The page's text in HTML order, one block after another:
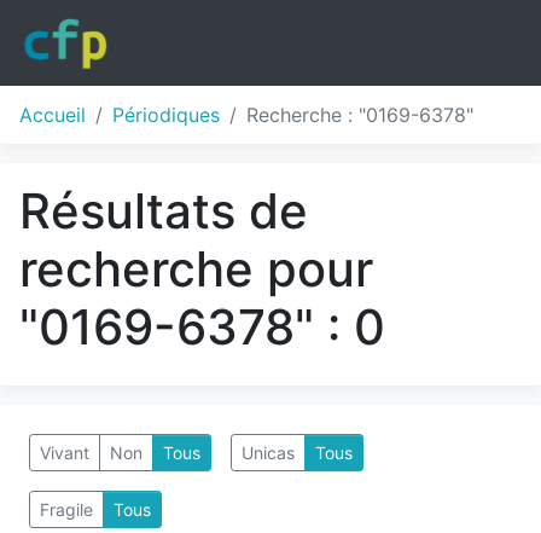
Accueil Périodiques Recherche : "0169-6378"
Résultats de
recherche pour
"0169-6378" : 0
Vivant Non Tous Unicas Tous
Fragile Tous